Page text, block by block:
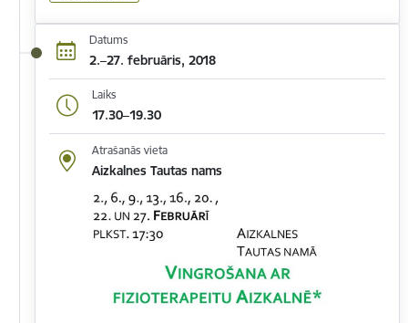
Datums
2.–27. februāris, 2018
Laiks
17.30–19.30
Atrašanās vieta
Aizkalnes Tautas nams